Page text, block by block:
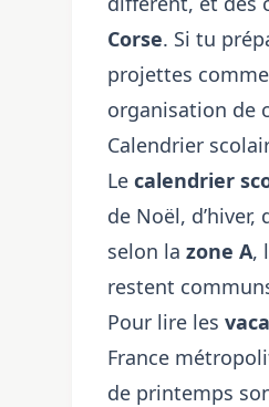
Corse. Si tu
projettes
organisation de
Calendrier
Le calendrier
de Noël,
selon la zone A,
restent
Pour lire les
France
de printemps